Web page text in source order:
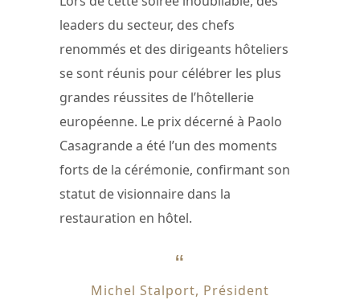
leaders du secteur, des chefs
renommés et des dirigeants hôteliers
se sont réunis pour célébrer les plus
grandes réussites de l’hôtellerie
européenne. Le prix décerné à Paolo
Casagrande a été l’un des moments
forts de la cérémonie, confirmant son
statut de visionnaire dans la
restauration en hôtel.
Michel Stalport, Président